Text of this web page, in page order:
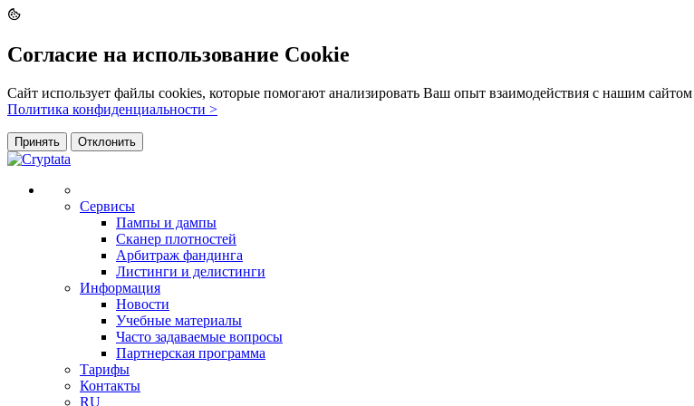
Согласие на использование Cookie
Сайт использует файлы cookies, которые помогают анализировать Ваш опыт взаимодействия с нашим сайтом
Политика конфиденциальности >
Принять Отклонить
Сервисы
Пампы и дампы
Сканер плотностей
Арбитраж фандинга
Листинги и делистинги
Информация
Новости
Учебные материалы
Часто задаваемые вопросы
Партнерская программа
Тарифы
Контакты
RU